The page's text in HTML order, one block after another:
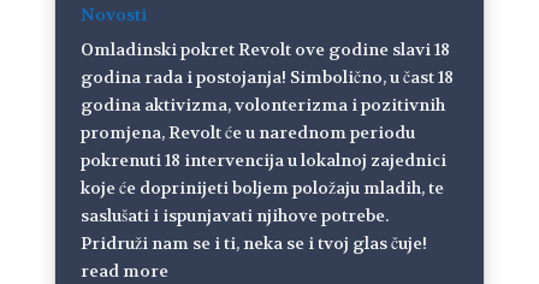
Novosti
Omladinski pokret Revolt ove godine slavi 18
godina rada i postojanja! Simbolično, u čast 18
godina aktivizma, volonterizma i pozitivnih
promjena, Revolt će u narednom periodu
pokrenuti 18 intervencija u lokalnoj zajednici
koje će doprinijeti boljem položaju mladih, te
saslušati i ispunjavati njihove potrebe.
Pridruži nam se i ti, neka se i tvoj glas čuje!
read more